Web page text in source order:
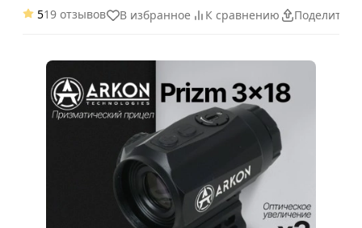
519 отзывов В избранное К сравнению Поделиться